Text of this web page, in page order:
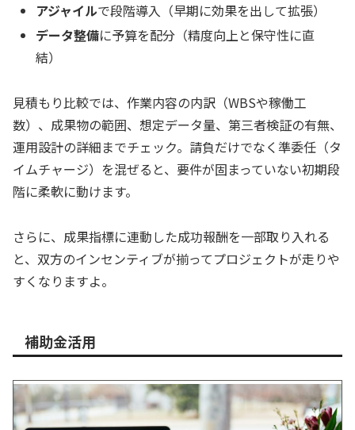
アジャイルで段階導入（早期に効果を出して拡張）
データ整備に予算を配分（精度向上と保守性に直
結）
見積もり比較では、作業内容の内訳（WBSや稼働工
数）、成果物の範囲、想定データ量、第三者検証の有無、
運用設計の詳細までチェック。請負だけでなく準委任（タ
イムチャージ）を混ぜると、要件が固まっていない初期段
階に柔軟に動けます。
さらに、成果指標に連動した成功報酬を一部取り入れる
と、双方のインセンティブが揃ってプロジェクトが走りや
すくなりますよ。
補助金活用